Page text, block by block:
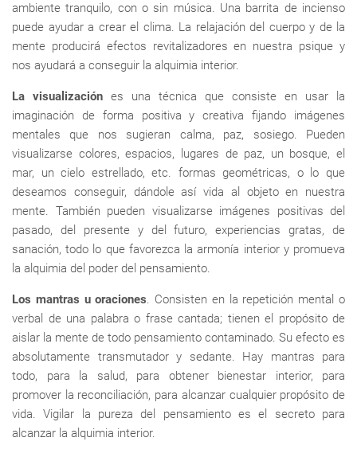
ambiente tranquilo, con o sin música. Una barrita de incienso
puede ayudar a crear el clima. La relajación del cuerpo y de la
mente producirá efectos revitalizadores en nuestra psique y
nos ayudará a conseguir la alquimia interior.
La visualización es una técnica que consiste en usar la
imaginación de forma positiva y creativa fijando imágenes
mentales que nos sugieran calma, paz, sosiego. Pueden
visualizarse colores, espacios, lugares de paz, un bosque, el
mar, un cielo estrellado, etc. formas geométricas, o lo que
deseamos conseguir, dándole así vida al objeto en nuestra
mente. También pueden visualizarse imágenes positivas del
pasado, del presente y del futuro, experiencias gratas, de
sanación, todo lo que favorezca la armonía interior y promueva
la alquimia del poder del pensamiento.
Los mantras u oraciones. Consisten en la repetición mental o
verbal de una palabra o frase cantada; tienen el propósito de
aislar la mente de todo pensamiento contaminado. Su efecto es
absolutamente transmutador y sedante. Hay mantras para
todo, para la salud, para obtener bienestar interior, para
promover la reconciliación, para alcanzar cualquier propósito de
vida. Vigilar la pureza del pensamiento es el secreto para
alcanzar la alquimia interior.